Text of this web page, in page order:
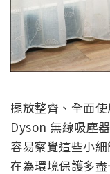
擺放整齊、全面
Dyson 無線吸塵
容易察覺這些小
在為環境保護多盡